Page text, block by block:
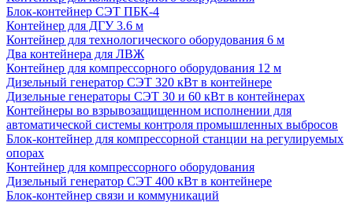
Блок-контейнер СЭТ ПБК-4
Контейнер для ДГУ 3.6 м
Контейнер для технологического оборудования 6 м
Два контейнера для ЛВЖ
Контейнер для компрессорного оборудования 12 м
Дизельный генератор СЭТ 320 кВт в контейнере
Дизельные генераторы СЭТ 30 и 60 кВт в контейнерах
Контейнеры во взрывозащищенном исполнении для
автоматической системы контроля промышленных выбросов
Блок-контейнер для компрессорной станции на регулируемых
опорах
Контейнер для компрессорного оборудования
Дизельный генератор СЭТ 400 кВт в контейнере
Блок-контейнер связи и коммуникаций